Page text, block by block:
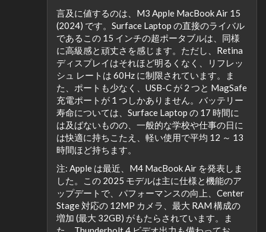
言及に値するのは、M3 Apple MacBook Air 15
(2024) です。Surface Laptop の直接のライバル
であるこの 15 インチの超ポータブルは、同様
に高級感と頑丈さを感じます。ただし、Retina
ディスプレイはそれほど明るくなく、リフレッ
シュ レートは 60Hz に制限されています。ま
た、ポートも少なく、USB-C が 2 つと MagSafe
充電ポートが 1 つしかありません。バッテリー
寿命については、Surface Laptop の 17 時間に
は及ばないものの、一般的な学校や仕事の日に
は快適に持ちこたえ、軽い使用で平均 12 ～ 13
時間ほど持ちます。
注: Apple は最近、M4 MacBook Air を発表しま
した。この 2025 モデルは主に仕様と機能のア
ップデートで、パフォーマンスの向上、Center
Stage 対応の 12MP カメラ、最大 RAM 構成の
増加 (最大 32GB) がもたらされています。ま